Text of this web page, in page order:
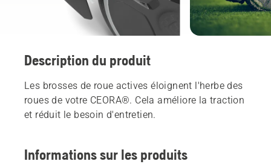
Description du produit
Les brosses de roue actives éloignent l'herbe des
roues de votre CEORA®. Cela améliore la traction
et réduit le besoin d'entretien.
Informations sur les produits